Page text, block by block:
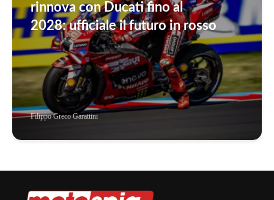
rinnova con Ducati fino al
2028: ufficiale il futuro in rosso
Filippo Greco Garattini